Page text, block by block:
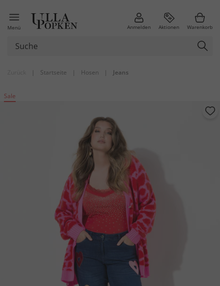
Menü Anmelden Aktionen Warenkorb
| Startseite | Hosen | Jeans
Sale